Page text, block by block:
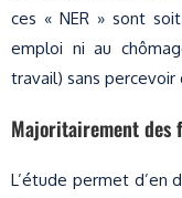
ces « NER » sont
emploi ni au
travail) sans percevoir
Majoritairement des
L’étude permet d’en